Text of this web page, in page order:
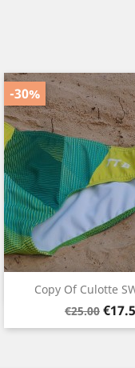
Copy Of Culotte
Regular
price
€25.00 Price
-30%
Quick